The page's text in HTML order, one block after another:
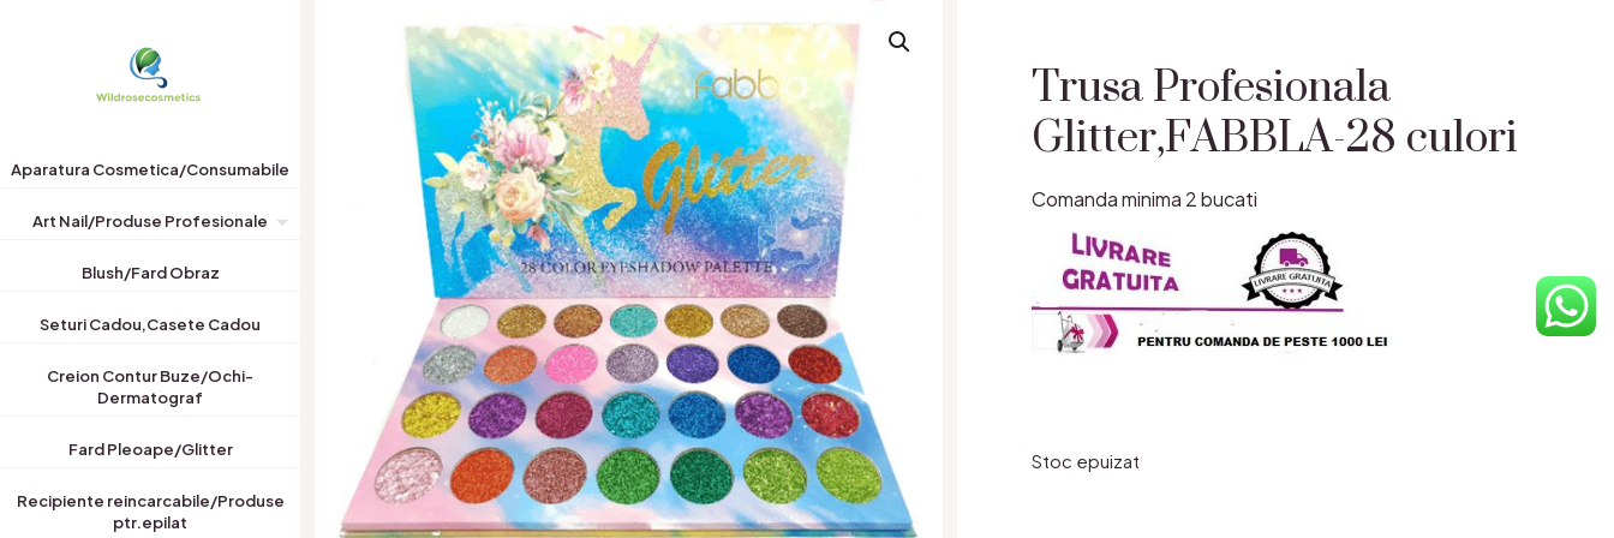
Aparatura Cosmetica/Consumabile
Art Nail/Produse Profesionale
Blush/Fard Obraz
Seturi Cadou,Casete Cadou
Creion Contur Buze/Ochi-
Dermatograf
Fard Pleoape/Glitter
Recipiente reincarcabile/Produse
ptr.epilat
Trusa Profesionala
Glitter,FABBLA-28 culori
Comanda minima 2 bucati
Stoc epuizat